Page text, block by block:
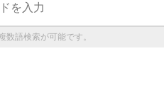
語検索が可能です。